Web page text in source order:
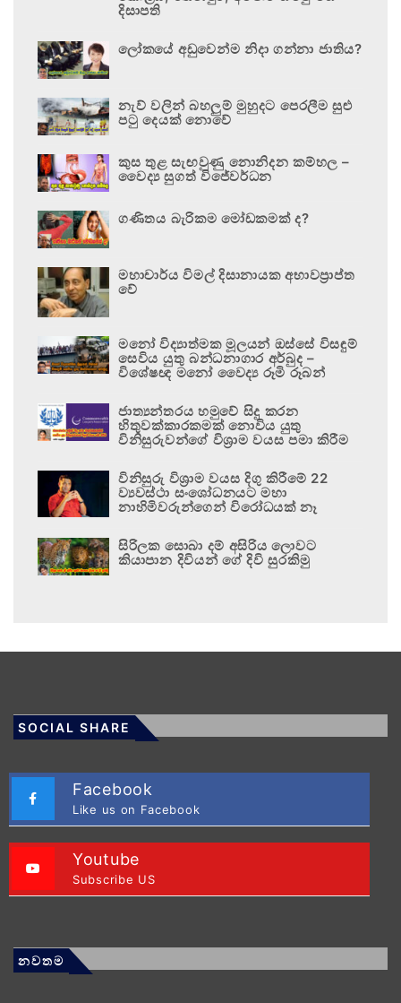
දිසාපති
ලෝකයේ අඩුවෙන්ම නිදා ගන්නා ජාතිය?
නැව් වලින් බහලුම් මුහුදට පෙරලීම සුළු
පටු දෙයක් නොවේ
කුස තුළ සැඟවුණු නොනිදන කම්හල –
වෛද්‍ය සුගත් විජේවර්ධන
ගණිතය බැරිකම මෝඩකමක් ද?
මහාචාර්ය විමල් දිසානායක අභාවප්‍රාප්ත
වේ
මනෝ විද්‍යාත්මක මූලයන් ඔස්සේ විසඳුම්
සෙවිය යුතු බන්ධනාගාර අර්බුද –
විශේෂඥ මනෝ වෛද්‍ය රූමි රූබන්
ජාත්‍යන්තරය හමුවේ සිදු කරන
හිතුවක්කාරකමක් නොවිය යුතු
විනිසුරුවන්ගේ විශ්‍රාම වයස පමා කිරීම
විනිසුරු විශ්‍රාම වයස දිගු කිරීමේ 22
ව්‍යවස්ථා සංශෝධනයට මහා
නාහිමිවරුන්ගෙන් විරෝධයක් නෑ
සිරිලක සොබා දම් අසිරිය ලොවට
කියාපාන දිවියන් ගේ දිවි සුරකිමු
SOCIAL SHARE
Facebook
Like us on Facebook
Youtube
Subscribe US
නවතම